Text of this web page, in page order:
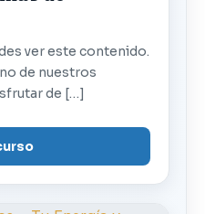
ver este contenido.
de nuestros
de […]